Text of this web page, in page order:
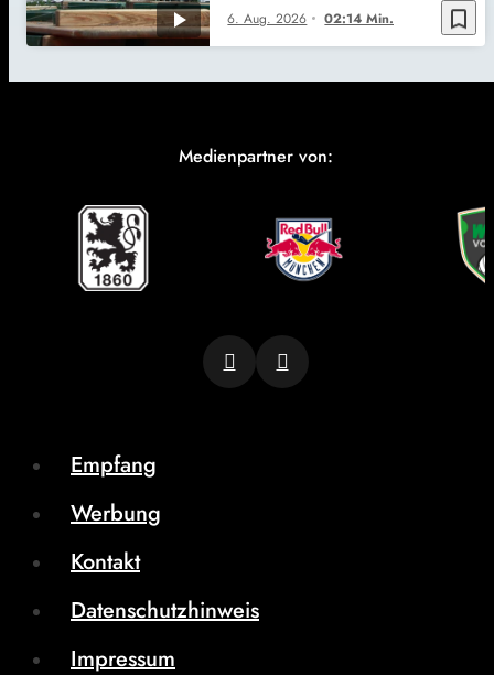
bookmark_border
6. Aug. 2026 02:14 Min.
Medienpartner von:
Empfang
Werbung
Kontakt
Datenschutzhinweis
Impressum